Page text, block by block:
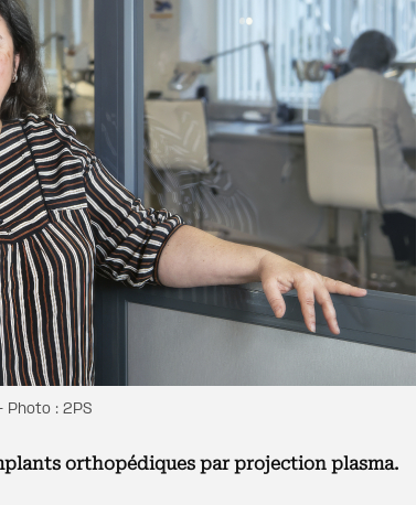
Photo : 2PS
orthopédiques par projection plasma.